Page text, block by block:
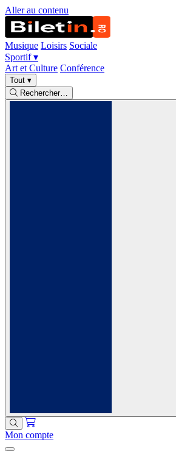
Aller au contenu
Musique Loisirs Sociale
Sportif▾
Art et Culture Conférence
Tout ▾
Rechercher…
Mon compte